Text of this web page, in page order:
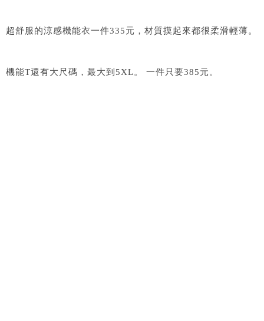
超舒服的涼感機能衣一件335元，材質摸起來都很柔滑輕薄。
機能T還有大尺碼，最大到5XL。 一件只要385元。